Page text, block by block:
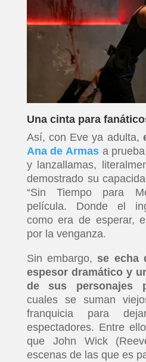
Una cinta para
Así, con Eve ya adulta,
Ana de Armas a
y lanzallamas,
demostrado su
“Sin Tiempo para
película. Donde el
como era de esperar,
por la venganza.
Sin embargo, se echa
espesor dramático y
de sus personajes
cuales se suman
franquicia para
espectadores. Entre
que John Wick
escenas de las que es